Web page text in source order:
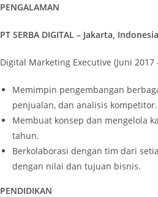
PENGALAMAN
PT SERBA DIGITAL – Jakarta, Indonesia
Digital Marketing Executive (Juni 2017
Memimpin pengembangan
penjualan, dan analisis kompetitor.
Membuat konsep dan mengelola
tahun.
Berkolaborasi dengan tim dari
dengan nilai dan tujuan bisnis.
PENDIDIKAN